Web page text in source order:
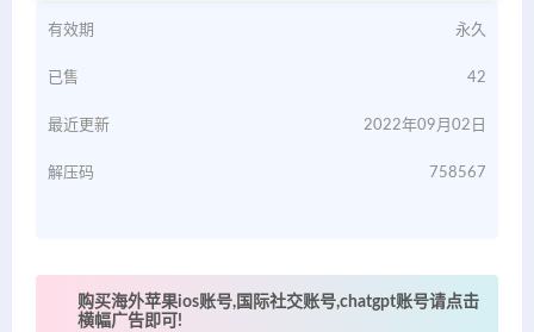
有效期 永久
已售 42
最近更新 2022年09月02日
解压码 758567
购买海外苹果ios账号,国际社交账号,chatgpt账号请点击
横幅广告即可!